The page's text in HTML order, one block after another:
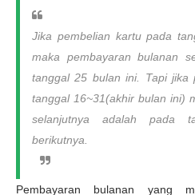
Jika pembelian kartu pada
maka pembayaran bulanan
tanggal 25 bulan ini. Tapi jika
tanggal 16~31(akhir bulan ini)
selanjutnya adalah pada
berikutnya.
Pembayaran bulanan yang